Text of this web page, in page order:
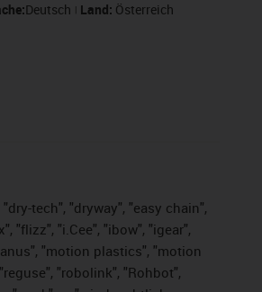
Deutsch Land: Österreich
tech", "dryway", "easy chain",
"flizz", "i.Cee", "ibow", "igear",
"motion plastics", "motion
"robolink", "Rohbot",